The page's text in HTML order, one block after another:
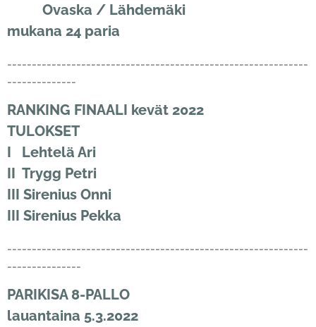
Ovaska / Lähdemäki
mukana 24 paria
-------------------------------------------------------------
--------------
RANKING FINAALI kevät 2022
TULOKSET
I Lehtelä Ari
II Trygg Petri
III Sirenius Onni
III Sirenius Pekka
-------------------------------------------------------------
---------------
PARIKISA 8-PALLO
lauantaina 5.3.2022